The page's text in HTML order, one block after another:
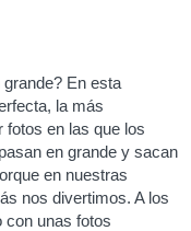
En esta
la más
en las que los
en grande y sacan
en nuestras
nos divertimos. A los
con unas fotos